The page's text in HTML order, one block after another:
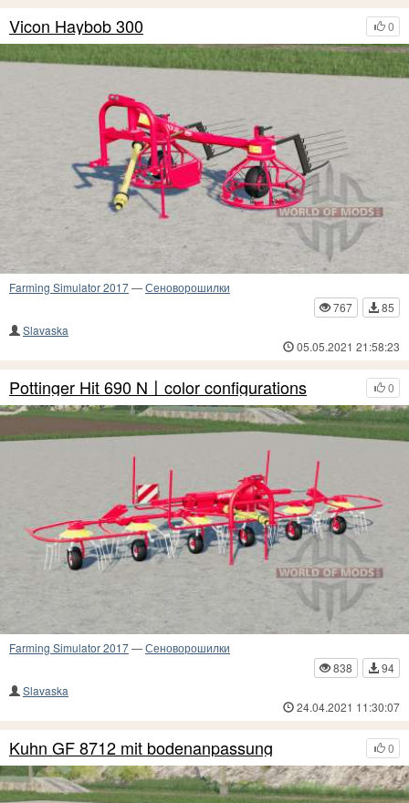
0
Vicon Haybob 300
Farming Simulator 2017—Сеноворошилки
767
85
Slavaska
05.05.2021 21:58:23
0
Pottinger Hit 690 N〡color configurations
Farming Simulator 2017—Сеноворошилки
838
94
Slavaska
24.04.2021 11:30:07
0
Kuhn GF 8712 mit bodenanpassung